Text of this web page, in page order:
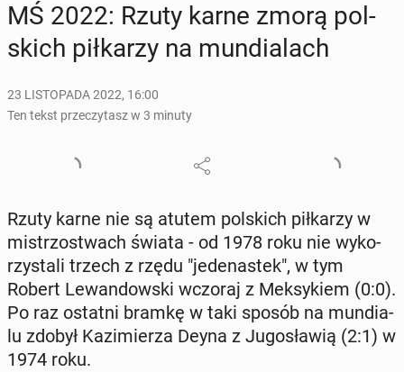
MŚ 2022: Rzuty karne zmorą pol­
skich pił­ka­rzy na mun­dia­lach
23 LISTOPADA 2022, 16:00
Ten tekst przeczytasz w 3 minuty
Rzuty karne nie są atutem pol­skich pił­ka­rzy w
mi­strzo­stwach świata - od 1978 roku nie wy­ko­
rzy­sta­li trzech z rzędu "je­de­na­stek", w tym
Robert Le­wan­dow­ski wczoraj z Mek­sy­kiem (0:0).
Po raz ostatni bramkę w taki sposób na mun­dia­
lu zdobył Ka­zi­mie­rza Deyna z Ju­go­sła­wią (2:1) w
1974 roku.